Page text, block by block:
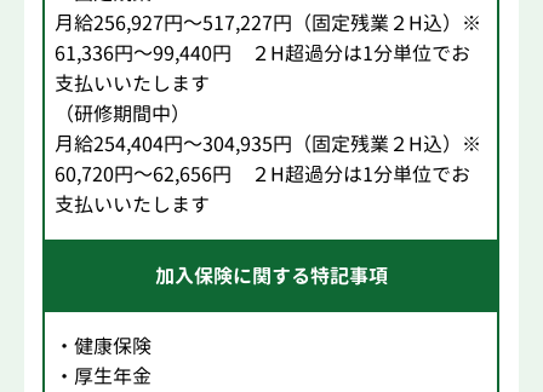
月給256,927円～517,227円（固定残業２H込）※
61,336円～99,440円 ２H超過分は1分単位でお
支払いいたします
（研修期間中）
月給254,404円～304,935円（固定残業２H込）※
60,720円～62,656円 ２H超過分は1分単位でお
支払いいたします
加入保険に関する特記事項
・健康保険
・厚生年金